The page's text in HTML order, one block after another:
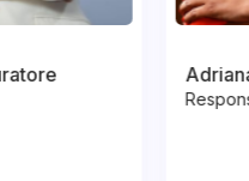
Social